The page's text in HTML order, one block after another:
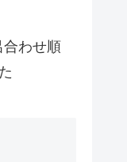
合わせ順